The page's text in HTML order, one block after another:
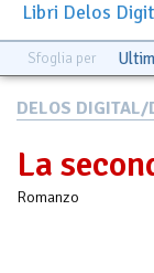
Libri Delos
Sfoglia per
DELOS DIGITAL/
La
Romanzo